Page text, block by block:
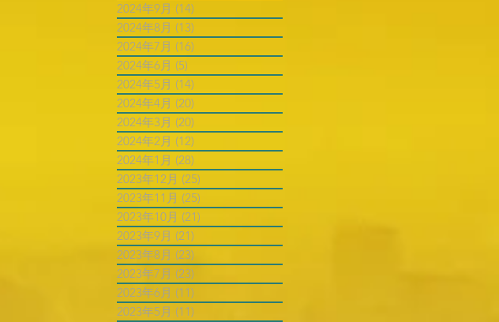
2024年9月 (14)
2024年8月 (13)
2024年7月 (16)
2024年6月 (5)
2024年5月 (14)
2024年4月 (20)
2024年3月 (20)
2024年2月 (12)
2024年1月 (28)
2023年12月 (25)
2023年11月 (25)
2023年10月 (21)
2023年9月 (21)
2023年8月 (23)
2023年7月 (23)
2023年6月 (11)
2023年5月 (11)